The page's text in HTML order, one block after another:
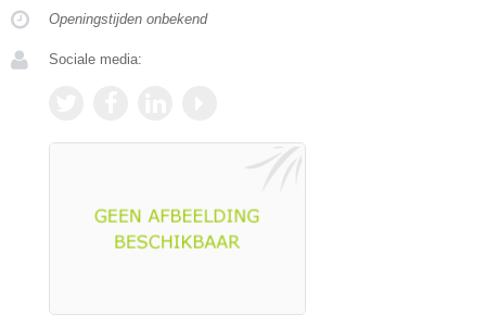
Openingstijden onbekend
Sociale media: